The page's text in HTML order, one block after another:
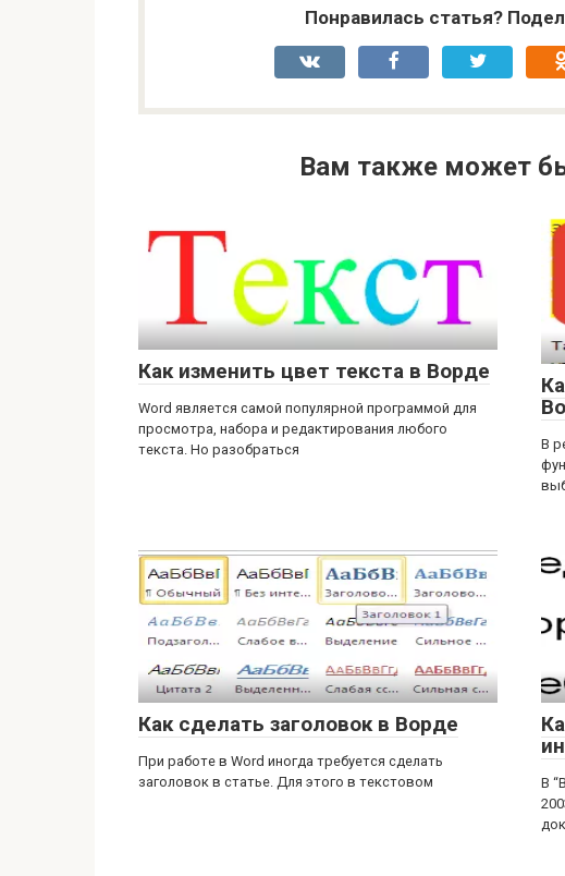
Понравилась статья?
Вам также может
Как изменить цвет текста в Ворде
Word является самой популярной программой для
просмотра, набора и редактирования любого
текста. Но разобраться
В
Как сделать заголовок в Ворде
При работе в Word иногда требуется сделать
заголовок в статье. Для этого в текстовом
В